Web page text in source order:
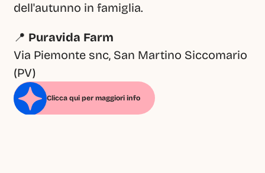
dell'autunno in famiglia.
📍 Puravida Farm
Via Piemonte snc, San Martino Siccomario
(PV)
Clicca qui per maggiori info